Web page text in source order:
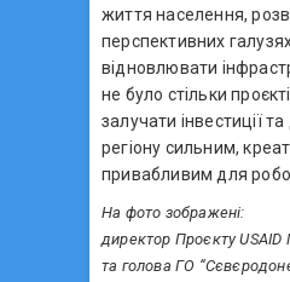
життя населення,
перспективних
відновлювати
не було стільки
залучати інвестиції
регіону сильним,
привабливим для
На фото зображені:
директор Проєкту USAID
та голова ГО